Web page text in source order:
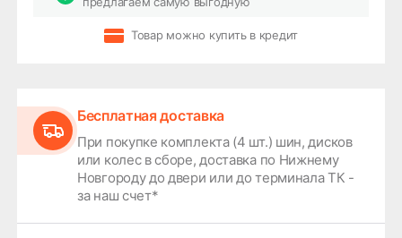
Товар можно купить в кредит
Бесплатная доставка
При покупке комплекта (4 шт.) шин, дисков
или колес в сборе, доставка по Нижнему
Новгороду до двери или до терминала ТК -
за наш счет*